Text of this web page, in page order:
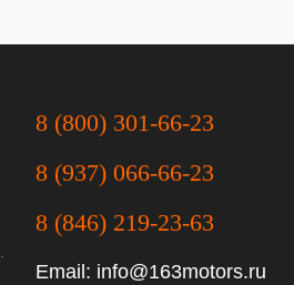
8 (800) 301-66-23
8 (937) 066-66-23
8 (846) 219-23-63
Email: info@163motors.ru